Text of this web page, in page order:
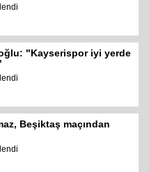
"Kayserispor iyi yerde
Beşiktaş maçından